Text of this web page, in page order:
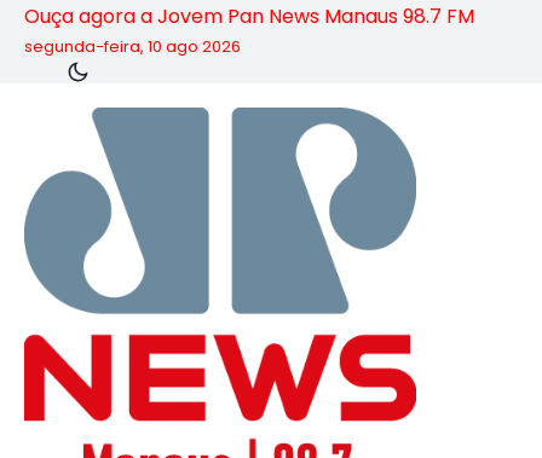
Ouça agora a Jovem Pan News Manaus 98.7 FM
segunda-feira, 10 ago 2026